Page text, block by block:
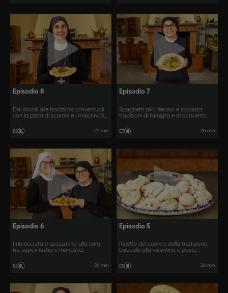
Episodio 8
Dai ricordi alle tradizioni conventuali
con la pizza di scarole e i malanni di
E8 27 min
Episodio 7
Spaghetti alla Nerano e rocciata:
tradizioni di famiglia e di convento.
E7 26 min
Episodio 6
Imbrecciata e spezzatino alla birra,
tra sapori rustici e monastici.
E6 26 min
Episodio 5
Ricette del cuore e della tradizione:
baccalà alla vicentina e paste
E5 26 min